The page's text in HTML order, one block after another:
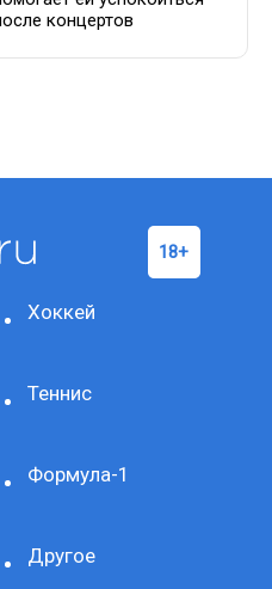
концертов
Хоккей
Теннис
Формула-1
Другое